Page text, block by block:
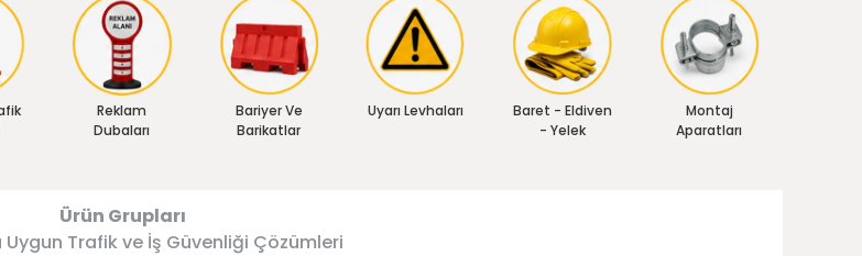
Reklam
Dubaları
Bariyer Ve
Barikatlar
Uyarı Levhaları
Baret - Eldiven
- Yelek
Montaj
Aparatları
Ürün Grupları
Uygun Trafik ve İş Güvenliği Çözümleri